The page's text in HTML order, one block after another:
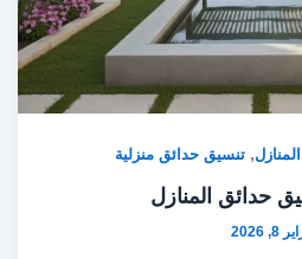
,تنسيق حدائق منزلية
حدائق المنازل
8, 2026